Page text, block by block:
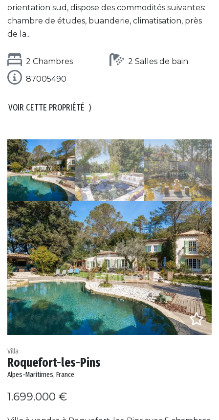
orientation sud, dispose des commodités suivantes:
chambre de études, buanderie, climatisation, près
de la...
2 Chambres
2 Salles de bain
87005490
VOIR CETTE PROPRIÉTÉ ⟩
Villa
Roquefort-les-Pins
Alpes-Maritimes, France
1.699.000 €